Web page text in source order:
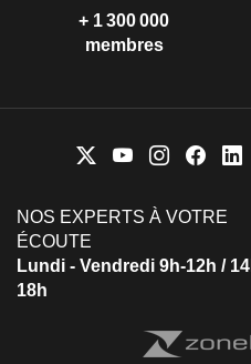
+ 1 300 000
membres
NOS EXPERTS À VOTRE
ÉCOUTE
Lundi - Vendredi 9h-12h /
18h